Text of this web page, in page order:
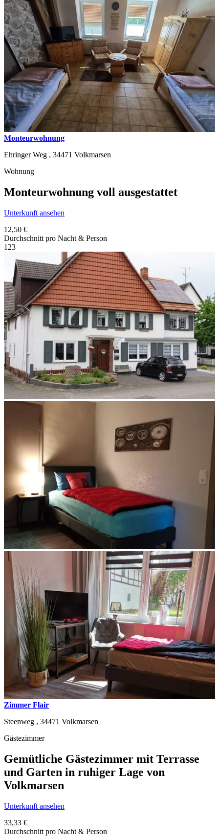
Monteurwohnung
Ehringer Weg , 34471 Volkmarsen
Wohnung
Monteurwohnung voll ausgestattet
Unterkunft ansehen
12,50 €
Durchschnitt pro Nacht & Person
1 23
Zimmer Flair
Steenweg , 34471 Volkmarsen
Gästezimmer
Gemütliche Gästezimmer mit Terrasse
und Garten in ruhiger Lage von
Volkmarsen
Unterkunft ansehen
33,33 €
Durchschnitt pro Nacht & Person